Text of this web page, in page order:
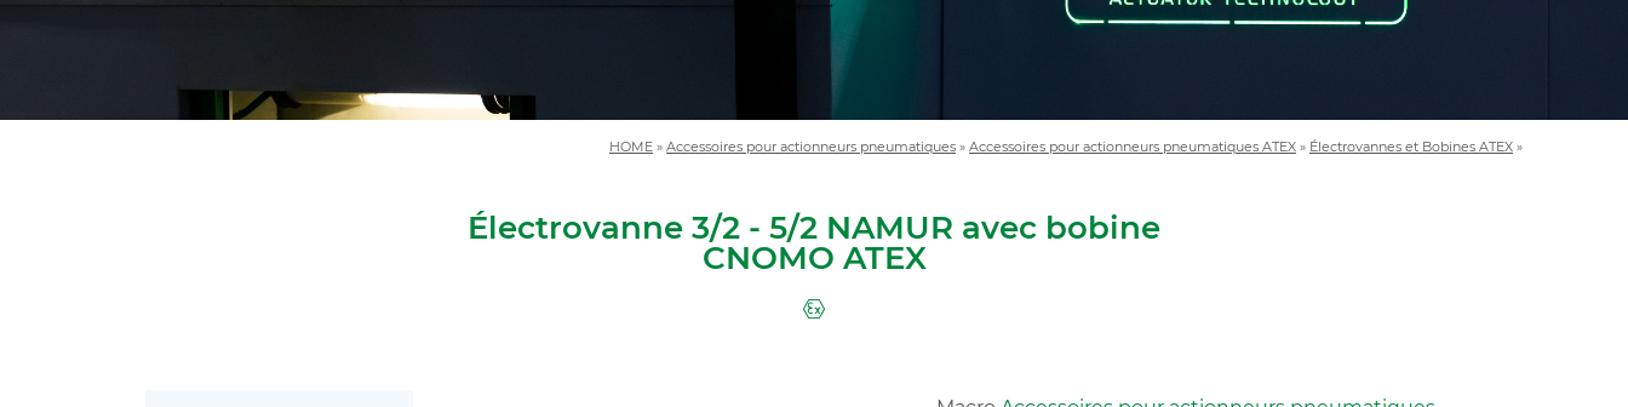
HOME » Accessoires pour actionneurs pneumatiques » Accessoires pour actionneurs pneumatiques ATEX » Électrovannes et Bobines ATEX »
Électrovanne 3/2 - 5/2 NAMUR avec bobine
CNOMO ATEX